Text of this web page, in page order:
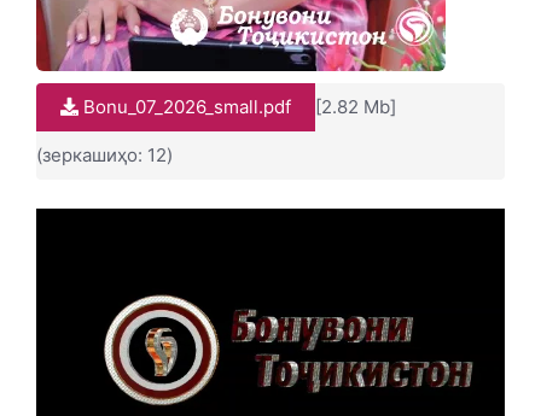
Bonu_07_2026_small.pdf [2.82 Mb]
(зеркашиҳо: 12)